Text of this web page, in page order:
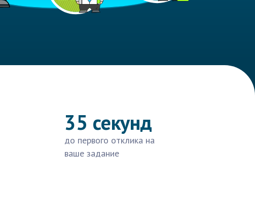
35 секунд
до первого отклика на
ваше задание